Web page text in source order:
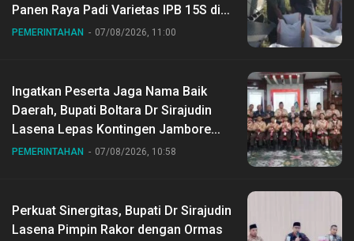
Panen Raya Padi Varietas IPB 15S di
Desa Gihang
PEMERINTAHAN 07/08/2026, 11:00
Ingatkan Peserta Jaga Nama Baik
Daerah, Bupati Boltara Dr Sirajudin
Lasena Lepas Kontingen Jambore
Nasional ke XII di Buperta Cibubur
PEMERINTAHAN 07/08/2026, 10:58
Perkuat Sinergitas, Bupati Dr Sirajudin
Lasena Pimpin Rakor dengan Ormas